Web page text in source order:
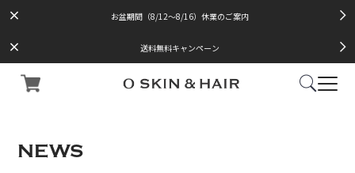
お盆期間（8/12～8/16）休業のご案内
送料無料キャンペーン
NEWS